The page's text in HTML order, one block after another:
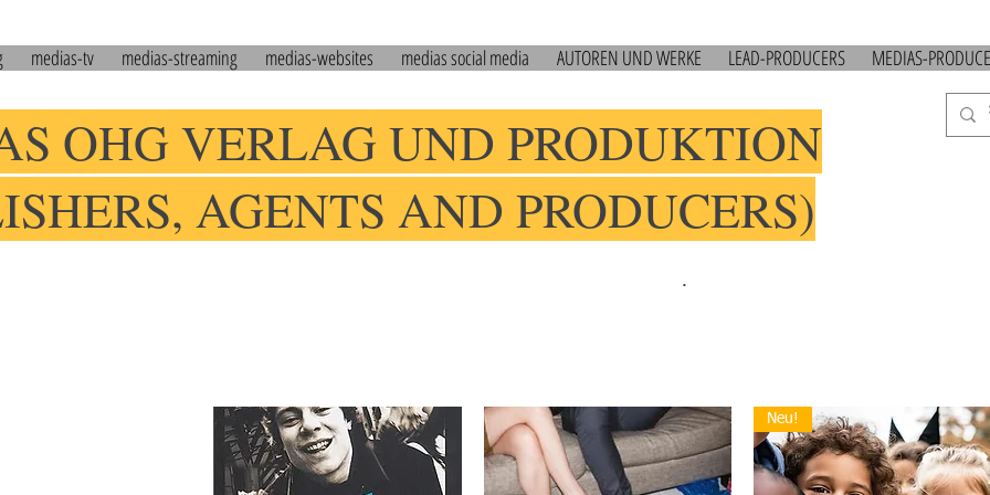
medias-tv medias-streaming medias-websites medias social media AUTOREN UND WERKE LEAD-PRODUCERS MEDIAS-
OHG VERLAG UND PRODUKTION
AGENTS AND PRODUCERS)
.
Neu!